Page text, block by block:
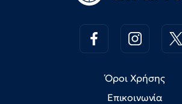
Όροι Χρήσης
Επικοινωνία